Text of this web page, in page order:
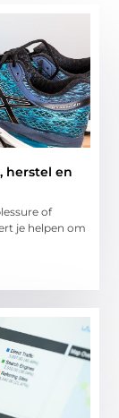
herstel en
of
je helpen om